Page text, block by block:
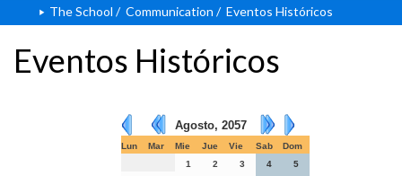
The School / Communication / Eventos Históricos
Eventos Históricos
Agosto, 2057
Lun Mar Mie Jue Vie Sab
Dom
1
2 3 4
5